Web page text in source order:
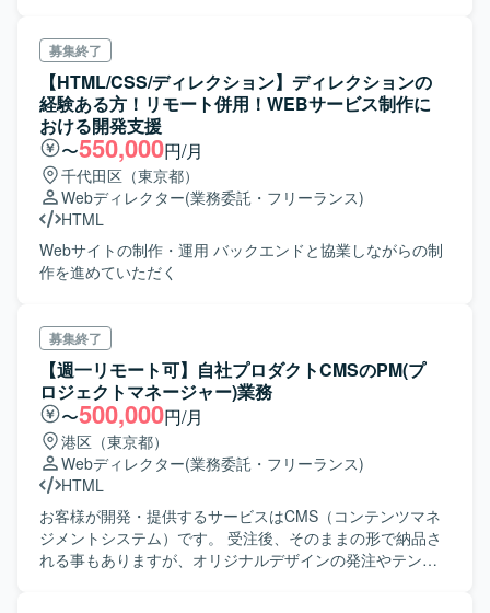
募集終了
【HTML/CSS/ディレクション】ディレクションの
経験ある方！リモート併用！WEBサービス制作に
おける開発支援
〜550,000円/月
千代田区（東京都）
Webディレクター(業務委託・フリーランス)
HTML
Webサイトの制作・運用 バックエンドと協業しながらの制
作を進めていただく
募集終了
【週一リモート可】自社プロダクトCMSのPM(プ
ロジェクトマネージャー)業務
〜500,000円/月
港区（東京都）
Webディレクター(業務委託・フリーランス)
HTML
お客様が開発・提供するサービスはCMS（コンテンツマネ
ジメントシステム）です。 受注後、そのままの形で納品さ
れる事もありますが、オリジナルデザインの発注やテンプ